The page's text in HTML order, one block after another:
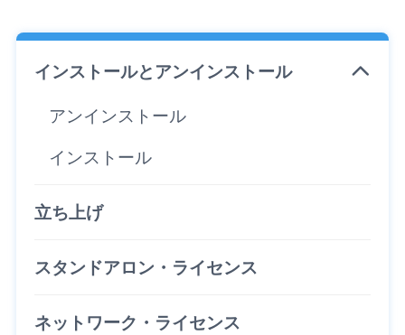
インストールとアンインストール
アンインストール
インストール
立ち上げ
スタンドアロン・ライセンス
ネットワーク・ライセンス